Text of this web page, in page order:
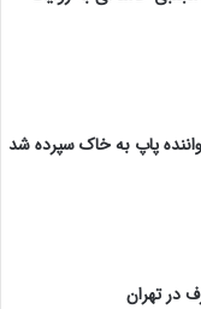
پاپ به خاک سپرده شد
در تهران